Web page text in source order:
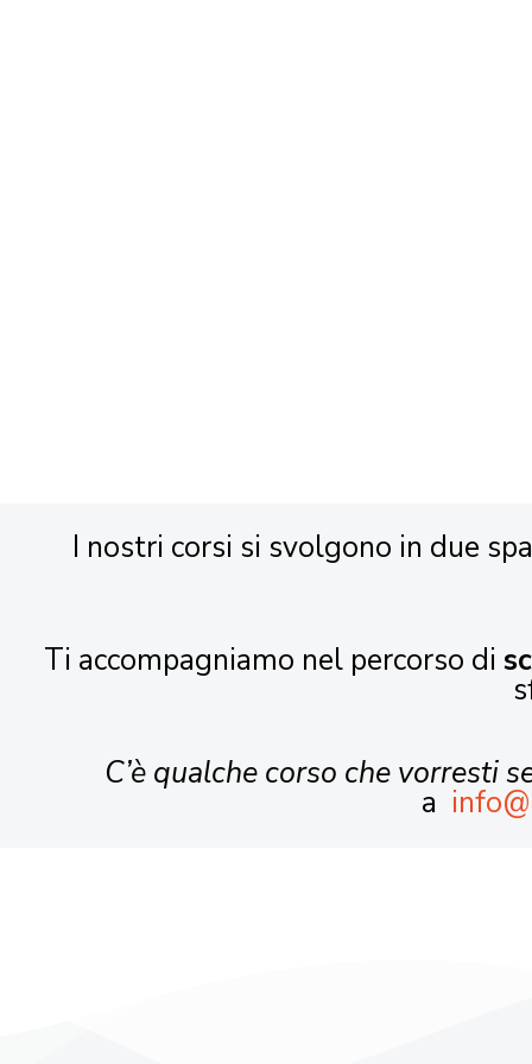
I nostri corsi si svolgono in due
Ti accompagniamo nel percorso di
C’è qualche corso che vorresti
a